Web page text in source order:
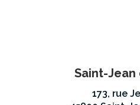
Saint-Jean
173, rue